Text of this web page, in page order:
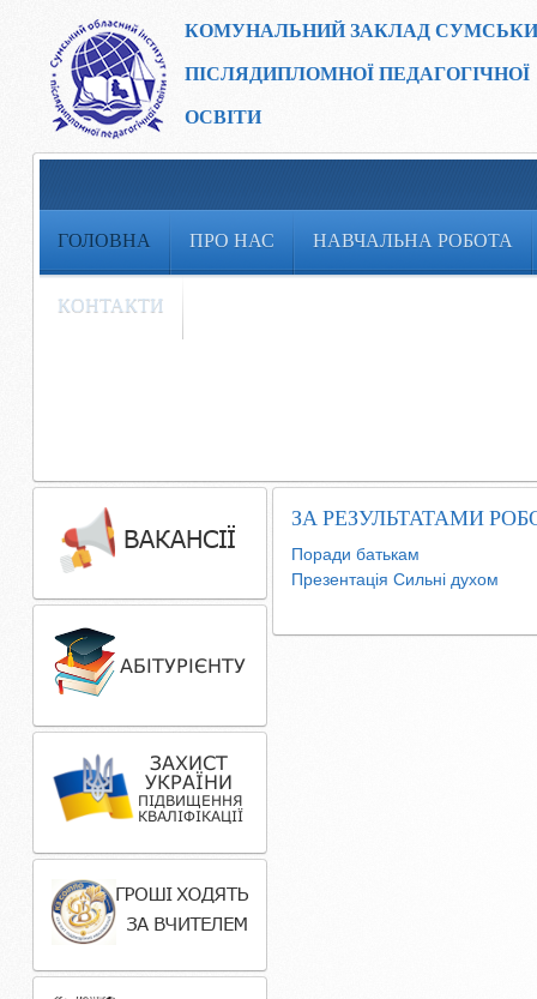
КОМУНАЛЬНИЙ ЗАКЛАД
ПІСЛЯДИПЛОМНОЇ ПЕДАГОГІЧНОЇ
ОСВІТИ
ГОЛОВНА ПРО НАС НАВЧАЛЬНА РОБОТА
КОНТАКТИ
ЗА РЕЗУЛЬТАТАМИ
Поради батькам
Презентація Сильні духом